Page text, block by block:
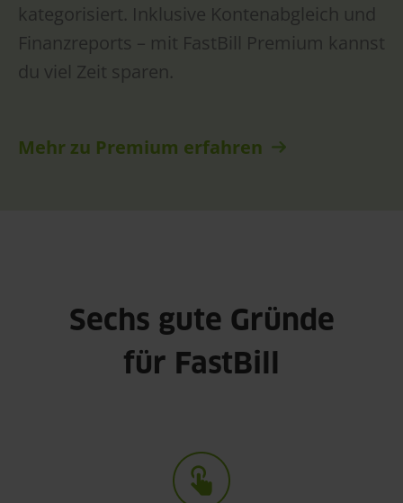
kategorisiert. Inklusive Kontenabgleich und
Finanzreports – mit FastBill Premium kannst
du viel Zeit sparen.
Mehr zu Premium erfahren
Sechs gute Gründe
für FastBill